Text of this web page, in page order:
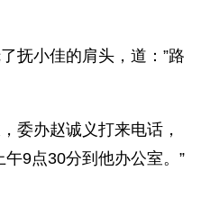
抚小佳的肩头，道：”路
委办赵诚义打来电话，
9点30分到他办公室。”